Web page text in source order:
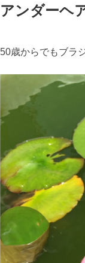
アンダーヘ
50歳からでもブラ